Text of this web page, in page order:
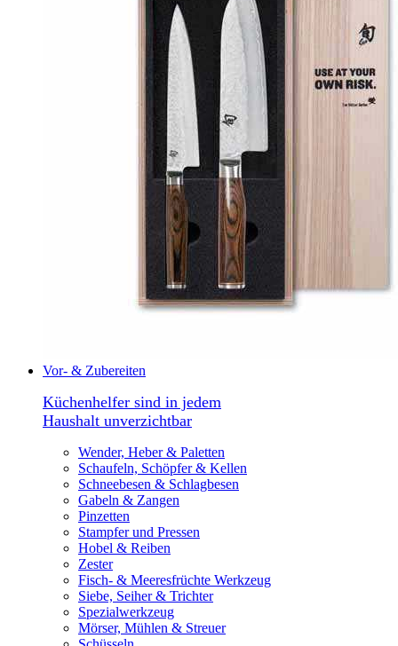
Vor- & Zubereiten
Küchenhelfer sind in jedem
Haushalt unverzichtbar
Wender, Heber & Paletten
Schaufeln, Schöpfer & Kellen
Schneebesen & Schlagbesen
Gabeln & Zangen
Pinzetten
Stampfer und Pressen
Hobel & Reiben
Zester
Fisch- & Meeresfrüchte Werkzeug
Siebe, Seiher & Trichter
Spezialwerkzeug
Mörser, Mühlen & Streuer